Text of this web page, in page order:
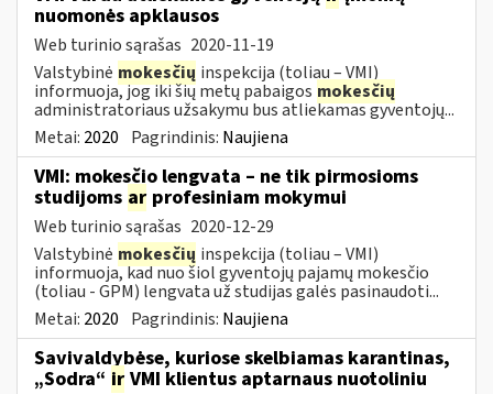
nuomonės apklausos
Web turinio sąrašas 2020-11-19
Valstybinė mokesčių inspekcija (toliau – VMI)
informuoja, jog iki šių metų pabaigos mokesčių
administratoriaus užsakymu bus atliekamas gyventojų...
Metai: 2020 Pagrindinis: Naujiena
VMI: mokesčio lengvata – ne tik pirmosioms
studijoms ar profesiniam mokymui
Web turinio sąrašas 2020-12-29
Valstybinė mokesčių inspekcija (toliau – VMI)
informuoja, kad nuo šiol gyventojų pajamų mokesčio
(toliau - GPM) lengvata už studijas galės pasinaudoti...
Metai: 2020 Pagrindinis: Naujiena
Savivaldybėse, kuriose skelbiamas karantinas,
„Sodra“ ir VMI klientus aptarnaus nuotoliniu